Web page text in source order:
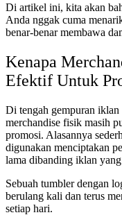
Di artikel ini, kita akan
Anda nggak cuma
benar-benar membawa
Kenapa
Efektif Untuk
Di tengah gempuran
merchandise fisik masih
promosi. Alasannya
digunakan menciptakan
lama dibanding iklan
Sebuah tumbler dengan
berulang kali dan terus
setiap hari.